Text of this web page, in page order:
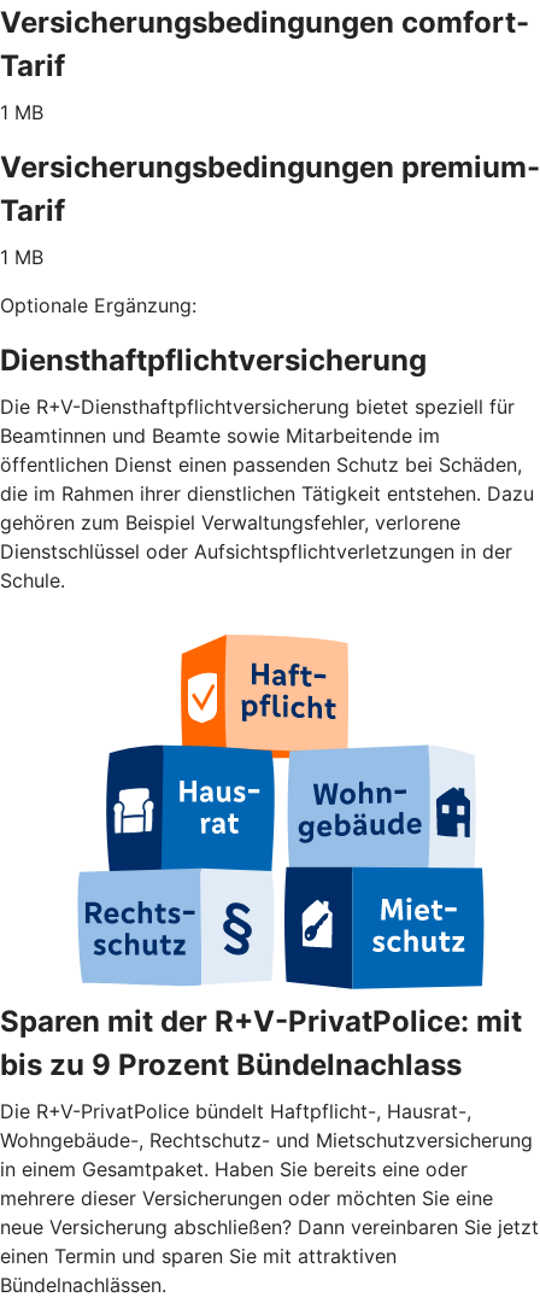
Versicherungsbedingungen comfort-
Tarif
1 MB
Versicherungsbedingungen premium-
Tarif
1 MB
Optionale Ergänzung:
Diensthaftpflichtversicherung
Die R+V-Diensthaftpflichtversicherung bietet speziell für
Beamtinnen und Beamte sowie Mitarbeitende im
öffentlichen Dienst einen passenden Schutz bei Schäden,
die im Rahmen ihrer dienstlichen Tätigkeit entstehen. Dazu
gehören zum Beispiel Verwaltungsfehler, verlorene
Dienstschlüssel oder Aufsichtspflichtverletzungen in der
Schule.
Sparen mit der R+V-PrivatPolice: mit
bis zu 9 Prozent Bündelnachlass
Die R+V-PrivatPolice bündelt Haftpflicht-, Hausrat-,
Wohngebäude-, Rechtschutz- und Mietschutzversicherung
in einem Gesamtpaket. Haben Sie bereits eine oder
mehrere dieser Versicherungen oder möchten Sie eine
neue Versicherung abschließen? Dann vereinbaren Sie jetzt
einen Termin und sparen Sie mit attraktiven
Bündelnachlässen.